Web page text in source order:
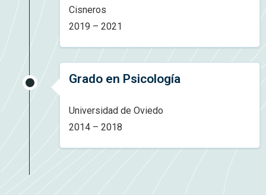
Cisneros
2019 – 2021
Grado en Psicología
Universidad de Oviedo
2014 – 2018